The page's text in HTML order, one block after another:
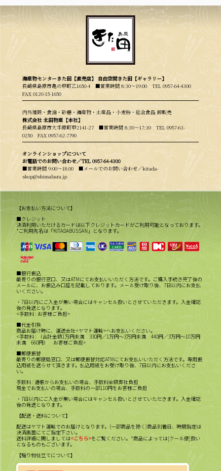
海産物センターきた田【直売店】 自由空間きた田【ギャラリー】
長崎県島原市亀の甲町乙1650-4 ■営業時間 8:30〜19:00 TEL 0957-64-4300
FAX 0120-15-1650
内外雑穀・食油・砂糖・海産物・土産品・小麦粉・総合食品 卸販売
株式会社 北田物産【本社】
長崎県島原市大手原町甲2141-27 ■営業時間 8:30〜17:30 TEL 0957-63-
0250FAX 0957-62-7790
オンラインショップについて
お電話でのお問い合わせ／TEL 0957-64-4300
■営業時間 9:00〜18:00 ■メールでのお問い合わせ／kitada-
shop@shimabara.jp
【お支払い方法について】
■クレジット
決済利用いただけるカードは以下クレジットカードがご利用可能となっております。
*ご利用先名は「KITADABUSSAN」となります。
■銀行振込
最寄りの銀行窓口、又はATMにてお支払いいただく方法です。ご購入手続き完了後の
メールに、お振込み口座を記載しております。メール受け取り後、7日以内にお支払
いください。
・7日以内にご入金が無い場合にはキャンセル扱いとさせていただきます。入金確認
後の発送となります。
<手数料 : お客様ご負担>
■代金引換
商品お届け時に、運送会社<ヤマト運輸>へお支払いください。
<手数料 : （合計金額1万円未満 330円／1万円～3万円未満 440円／3万円～10万円
未満 660円） お客様ご負担>
■郵便振替
最寄りの郵便局窓口、又は郵便振替対応ATMにてお支払いいただく方法です。専用振
込用紙を送らせて頂きます。払込用紙をお受け取り後、7日以内にお支払いくださ
い。
手数料 : 通帳からお支払いの場合、手数料全額弊社負担
現金でお支払いの場合、手数料の一部110円をお客様ご負担
・7日以内にご入金が無い場合にはキャンセル扱いとさせていただきます。入金確認
後の発送となります。
【配送・送料について】
配送はヤマト運輸でのお届けとなります。(一部商品を除く)商品到着日、時間指定は
決済画面にてご指定下さい。
送料詳細に関しましては<こちら>をご覧ください。*商品によっては[クール便]扱い
となるものもございます。
【贈り物仕立てについて】